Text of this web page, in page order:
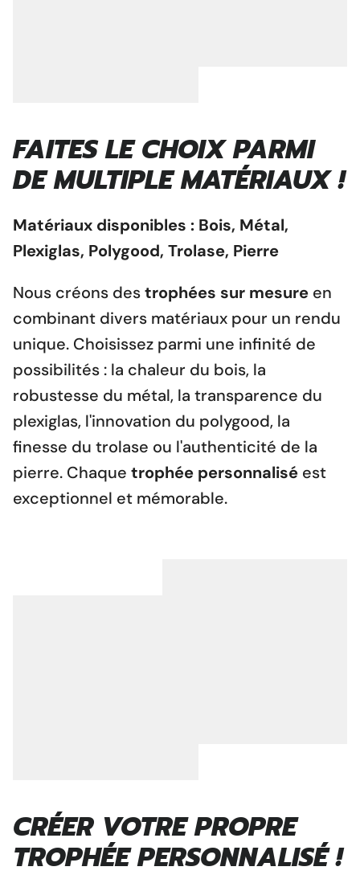
FAITES LE CHOIX PARMI
DE MULTIPLE MATÉRIAUX !
Matériaux disponibles : Bois, Métal,
Plexiglas, Polygood, Trolase, Pierre
Nous créons destrophées sur mesure en
combinant divers matériaux pour un rendu
unique. Choisissez parmi une infinité de
possibilités : la chaleur du bois, la
robustesse du métal, la transparence du
plexiglas, l'innovation du polygood, la
finesse du trolase ou l'authenticité de la
pierre. Chaque trophée personnalisé est
exceptionnel et mémorable.
CRÉER VOTRE PROPRE
TROPHÉE PERSONNALISÉ !